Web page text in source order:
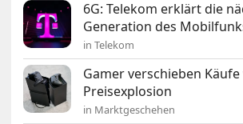
6G: Telekom erklärt die
Generation des
in Telekom
Gamer verschieben
Preisexplosion
in Marktgeschehen